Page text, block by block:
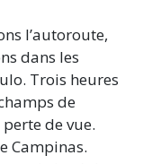
l’autoroute,
dans les
Trois heures
de
de vue.
Campinas.